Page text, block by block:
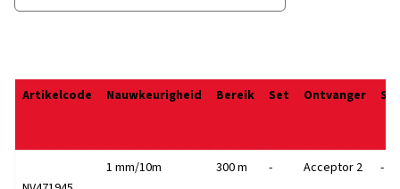
Artikelcode Nauwkeurigheid Bereik Set Ontvanger
1 mm/10m 300 m - Acceptor 2 -